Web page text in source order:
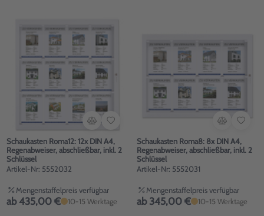
Schaukasten Roma12: 12x DIN A4,
Regenabweiser, abschließbar, inkl. 2
Schlüssel
Artikel-Nr: 5552032
Mengenstaffelpreis verfügbar
ab 435,00 € 10-15 Werktage
Schaukasten Roma8: 8x DIN A4,
Regenabweiser, abschließbar, inkl. 2
Schlüssel
Artikel-Nr: 5552031
Mengenstaffelpreis verfügbar
ab 345,00 € 10-15 Werktage